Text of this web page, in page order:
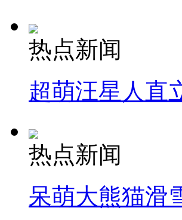
热点新闻
超萌汪星人直
热点新闻
呆萌大熊猫滑